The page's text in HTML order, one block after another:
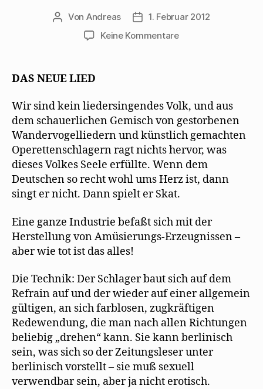
Beitragsautor
Von Andreas Beitragsdatum
1. Februar 2012
Keine Kommentarezu
frühe
Gedichte
DAS NEUE LIED
Wir sind kein liedersingendes Volk, und aus
dem schauerlichen Gemisch von gestorbenen
Wandervogelliedern und künstlich gemachten
Operettenschlagern ragt nichts hervor, was
dieses Volkes Seele erfüllte. Wenn dem
Deutschen so recht wohl ums Herz ist, dann
singt er nicht. Dann spielt er Skat.
Eine ganze Industrie befaßt sich mit der
Herstellung von Amüsierungs-Erzeugnissen –
aber wie tot ist das alles!
Die Technik: Der Schlager baut sich auf dem
Refrain auf und der wieder auf einer allgemein
gültigen, an sich farblosen, zugkräftigen
Redewendung, die man nach allen Richtungen
beliebig „drehen“ kann. Sie kann berlinisch
sein, was sich so der Zeitungsleser unter
berlinisch vorstellt – sie muß sexuell
verwendbar sein, aber ja nicht erotisch.